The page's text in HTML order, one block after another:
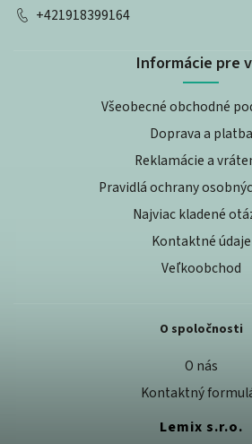
+421918399164
Informácie pre
Všeobecné obchodné
Doprava a platba
Reklamácie a
Pravidlá ochrany
Najviac kladené
Kontaktné údaje
Veľkoobchod
O spoločnosti
O nás
Kontaktný
Lemix s.r.o.